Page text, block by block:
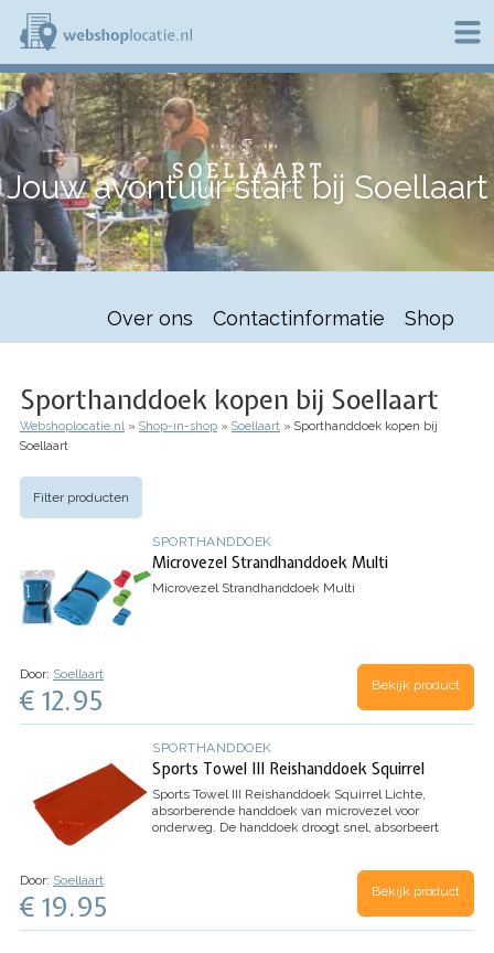
Overslaan
naar
de
inhoud
gaan
W
e
b
o
p
c
l
Jouw avontuur start bij Soellaart
Over ons Contactinformatie Shop
Sporthanddoek kopen bij Soellaart
Kruimelpad
Webshoplocatie.nl Shop-in-shop Soellaart
Sporthanddoek kopen bij
Soellaart
Filter producten
SPORTHANDDOEK
Microvezel Strandhanddoek Multi
Microvezel Strandhanddoek Multi
Door: Soellaart
€ 12.95 Bekijk product
SPORTHANDDOEK
Sports Towel III Reishanddoek Squirrel
Sports Towel III Reishanddoek SquirrelLichte,
absorberende handdoek van microvezel voor
onderweg. De handdoek droogt snel, absorbeert
Door: Soellaart
€ 19.95 Bekijk product